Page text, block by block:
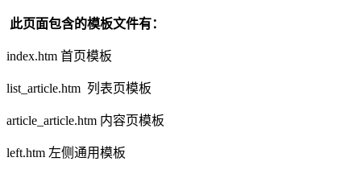
此页面包含的模板文件有：
index.htm 首页模板
list_article.htm 列表页模板
article_article.htm 内容页模板
left.htm 左侧通用模板